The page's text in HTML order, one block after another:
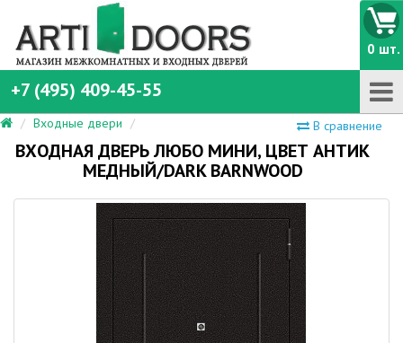
+7 (495) 409-45-55
0 шт.
В сравнение
Входные двери
ВХОДНАЯ ДВЕРЬ ЛЮБО МИНИ, ЦВЕТ АНТИК
МЕДНЫЙ/DARK BARNWOOD